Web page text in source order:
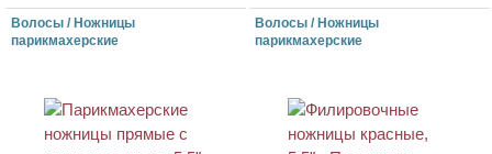
Волосы / Ножницы
парикмахерские
Волосы / Ножницы
парикмахерские